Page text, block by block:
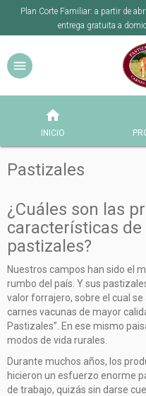
Plan Corte Familiar: a partir de
entrega gratuita a
INICIO
Pastizales
¿Cuáles son las
características
pastizales?
Nuestros campos han sido el
rumbo del país. Y sus
valor forrajero, sobre el cual
carnes vacunas de mayor
Pastizales”. En ese mismo
modos de vida rurales.
Durante muchos años, los
hicieron un esfuerzo enorme
de trabajo, quizás sin darse